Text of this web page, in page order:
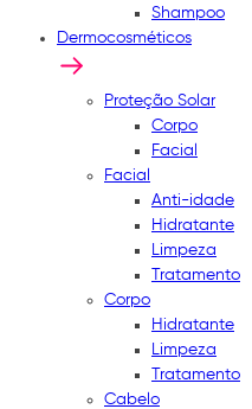
Shampoo
Dermocosméticos
Proteção Solar
Corpo
Facial
Facial
Anti-idade
Hidratante
Limpeza
Tratamento
Corpo
Hidratante
Limpeza
Tratamento
Cabelo